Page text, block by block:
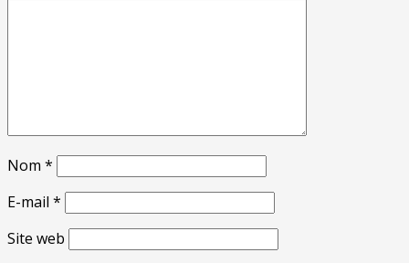
Nom *
E-mail *
Site web